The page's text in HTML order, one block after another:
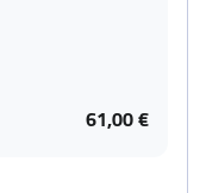
61,00 €